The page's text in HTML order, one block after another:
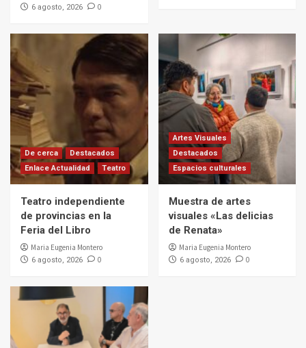
6 agosto, 2026 0
De cerca
Destacados
Enlace Actualidad
Teatro
Teatro independiente
de provincias en la
Feria del Libro
Maria Eugenia Montero
6 agosto, 2026 0
Artes Visuales
Destacados
Espacios culturales
Muestra de artes
visuales «Las delicias
de Renata»
Maria Eugenia Montero
6 agosto, 2026 0